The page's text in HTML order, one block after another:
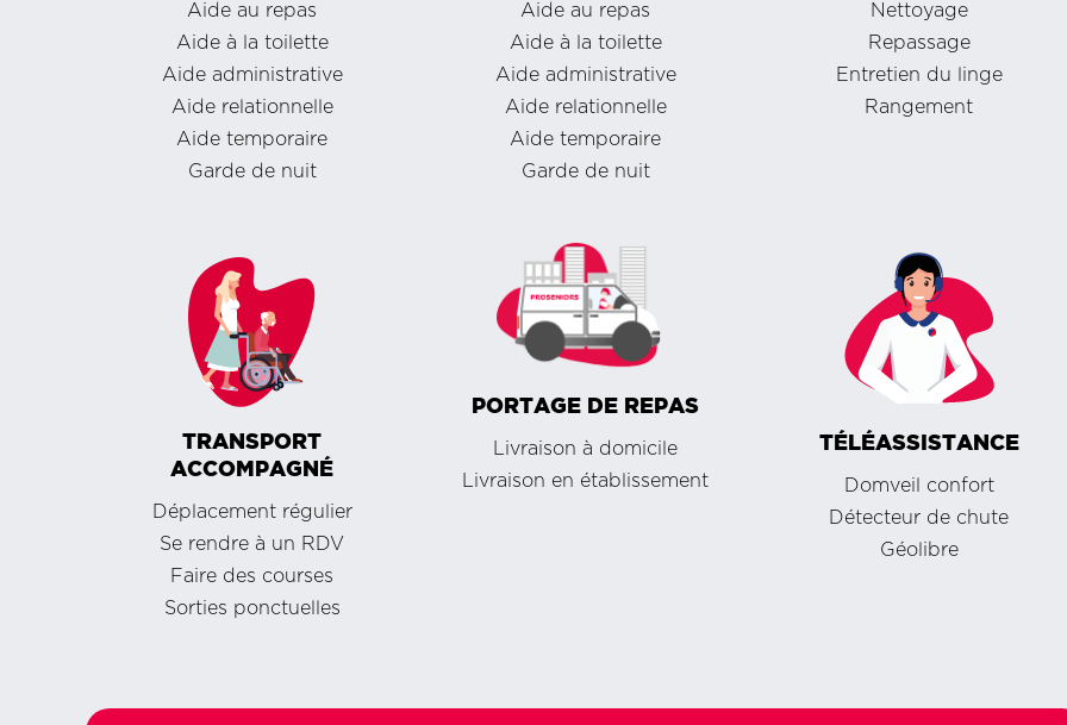
Aide au repas
Aide à la toilette
Aide administrative
Aide relationnelle
Aide temporaire
Garde de nuit
Aide au repas
Aide à la toilette
Aide administrative
Aide relationnelle
Aide temporaire
Garde de nuit
Nettoyage
Repassage
Entretien du linge
Rangement
TRANSPORT
ACCOMPAGNÉ
Déplacement régulier
Se rendre à un RDV
Faire des courses
Sorties ponctuelles
PORTAGE DE REPAS
Livraison à domicile
Livraison en établissement
TÉLÉASSISTANCE
Domveil confort
Détecteur de chute
Géolibre